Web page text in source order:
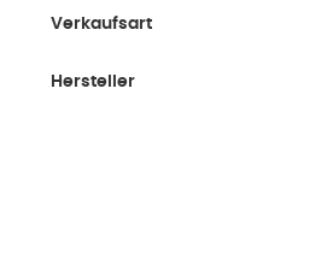
Verkaufsart
Hersteller